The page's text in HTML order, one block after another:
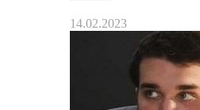
14.02.2023